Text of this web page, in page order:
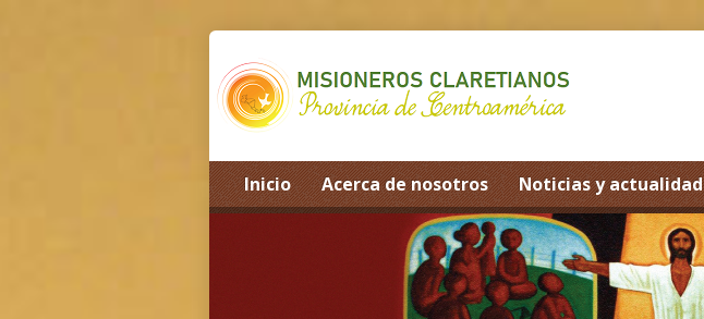
Inicio Acerca de nosotros Noticias y actualidad